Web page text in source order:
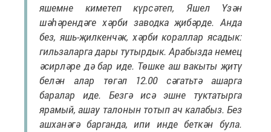
яшемне киметеп күрсәтеп, Яшел Үзән
шәһәрендәге хәрби заводка җибәрде. Анда
без, яшь-җилкенчәк, хәрби кораллар ясадык:
гильзаларга дары тутырдык. Арабызда немец
әсирләре дә бар иде. Төшке аш вакыты җитү
белән алар төгәл 12.00 сәгатьтә ашарга
баралар иде. Безгә исә эшне туктатырга
ярамый, ашау талонын тотып ач калабыз. Без
ашханәгә барганда, ипи инде беткән була.